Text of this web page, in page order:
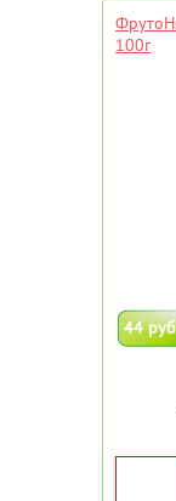
100г
44 руб